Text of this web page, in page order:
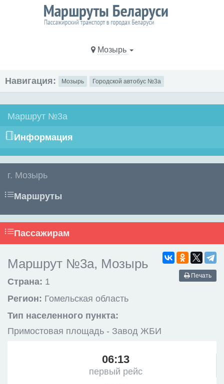
Мозырь
Навигация: Мозырь Городской автобус №3а
Маршрут №3а
Информация
г. Мозырь
Маршруты
Пассажирам
Печать
Маршрут №3а, Мозырь
Страна: 1
Регион: Гомельская область
Тип населенного пункта:
Примостовая площадь - Завод ЖБИ
06:13
первый рейс